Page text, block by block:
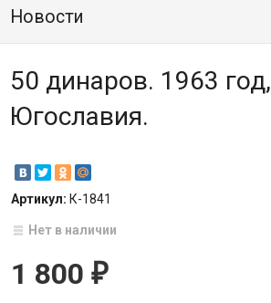
Новости
50 динаров. 1963 год,
Югославия.
Артикул: К-1841
Нет в наличии
1 800 ₽